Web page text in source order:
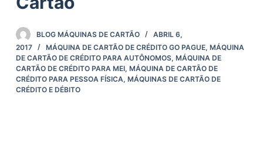
BLOG MÁQUINAS DE CARTÃO
ABRIL 6,
2017
MÁQUINA DE CARTÃO DE CRÉDITO GO PAGUE, MÁQUINA
DE CARTÃO DE CRÉDITO PARA AUTÔNOMOS, MÁQUINA DE
CARTÃO DE CRÉDITO PARA MEI, MÁQUINA DE CARTÃO DE
CRÉDITO PARA PESSOA FÍSICA, MÁQUINAS DE CARTÃO DE
CRÉDITO E DÉBITO